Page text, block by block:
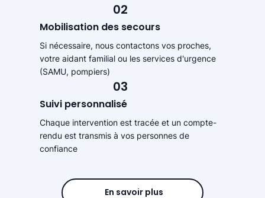
02
Mobilisation des secours
Si nécessaire, nous contactons vos proches,
votre aidant familial ou les services d'urgence
(SAMU, pompiers)
03
Suivi personnalisé
Chaque intervention est tracée et un compte-
rendu est transmis à vos personnes de
confiance
En savoir plus